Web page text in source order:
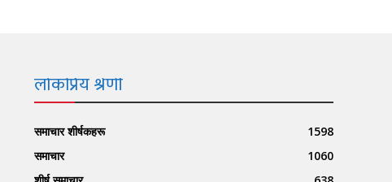
लोकप्रिय श्रेणी
समाचार शीर्षकहरू
1598
समाचार
1060